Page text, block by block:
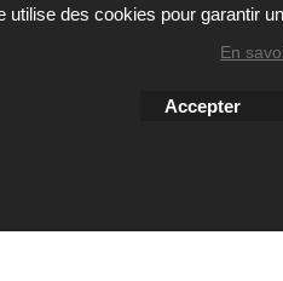
avec le
eCommerce
utilise des cookies pour garantir
En
Accepter